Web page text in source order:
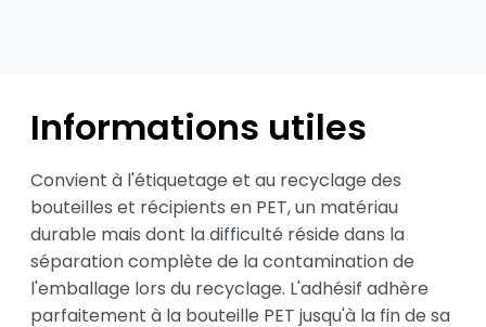
Informations utiles
Convient à l'étiquetage et au recyclage des
bouteilles et récipients en PET, un matériau
durable mais dont la difficulté réside dans la
séparation complète de la contamination de
l'emballage lors du recyclage. L'adhésif adhère
parfaitement à la bouteille PET jusqu'à la fin de sa